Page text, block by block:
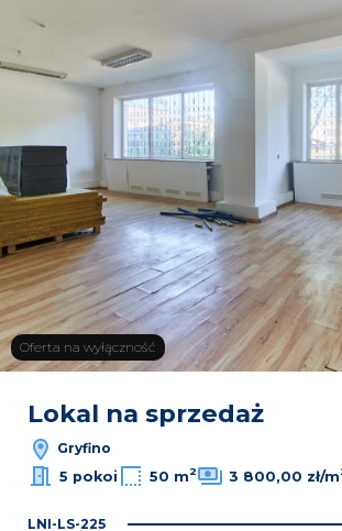
Oferta na wyłączność
Lokal na sprzedaż
Gryfino
5 pokoi
50 m2 3 800,00 zł/m
LNI-LS-225